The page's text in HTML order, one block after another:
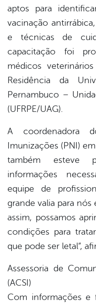
aptos para
vacinação
e técnicas de
capacitação foi
médicos
Residência da
Pernambuco –
(UFRPE/UAG).
A coordenadora
Imunizações (PNI)
também esteve
informações
equipe de
grande valia para nós
assim, possamos
condições para
que pode ser letal”,
Assessoria de
(ACSI)
Com informações e